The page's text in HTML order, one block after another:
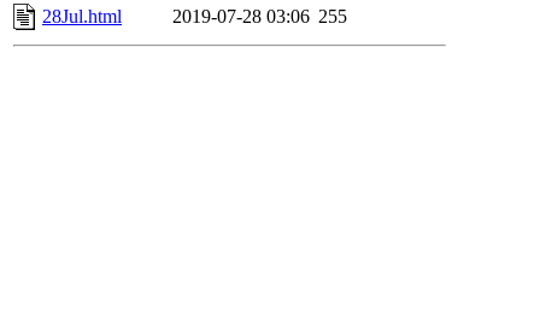
28Jul.html
2019-07-28 03:06 255